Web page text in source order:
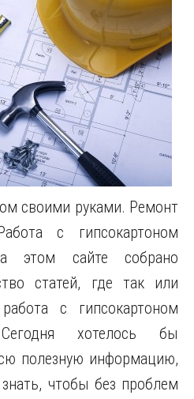
своими руками. Ремонт
с гипсокартоном
этом сайте собрано
статей, где так или
с гипсокартоном
хотелось бы
полезную информацию,
чтобы без проблем